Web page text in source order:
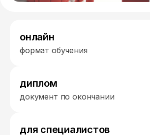
онлайн
формат обучения
диплом
документ по окончании
для специалистов